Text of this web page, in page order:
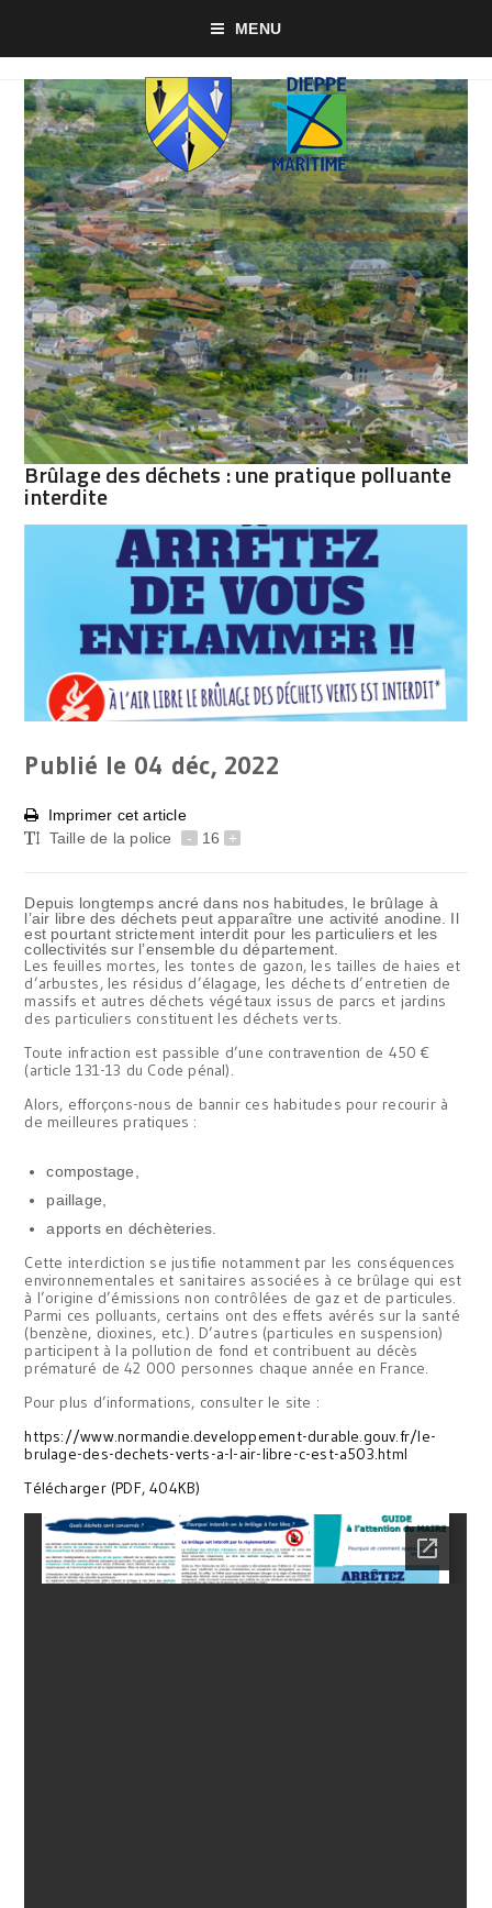
MENU
Brûlage des déchets : une pratique polluante
interdite
Publié le 04 déc, 2022
Imprimer cet article
Taille de la police
- 16 +
Depuis longtemps ancré dans nos habitudes, le brûlage à
l’air libre des déchets peut apparaître une activité anodine. Il
est pourtant strictement interdit pour les particuliers et les
collectivités sur l’ensemble du département.
Les feuilles mortes, les tontes de gazon, les tailles de haies et
d’arbustes, les résidus d’élagage, les déchets d’entretien de
massifs et autres déchets végétaux issus de parcs et jardins
des particuliers constituent les déchets verts.
Toute infraction est passible d’une contravention de 450 €
(article 131-13 du Code pénal).
Alors, efforçons-nous de bannir ces habitudes pour recourir à
de meilleures pratiques :
compostage,
paillage,
apports en déchèteries.
Cette interdiction se justifie notamment par les conséquences
environnementales et sanitaires associées à ce brûlage qui est
à l’origine d’émissions non contrôlées de gaz et de particules.
Parmi ces polluants, certains ont des effets avérés sur la santé
(benzène, dioxines, etc.). D’autres (particules en suspension)
participent à la pollution de fond et contribuent au décès
prématuré de 42 000 personnes chaque année en France.
Pour plus d’informations, consulter le site :
https://www.normandie.developpement-durable.gouv.fr/le-
brulage-des-dechets-verts-a-l-air-libre-c-est-a503.html
Télécharger (PDF, 404KB)